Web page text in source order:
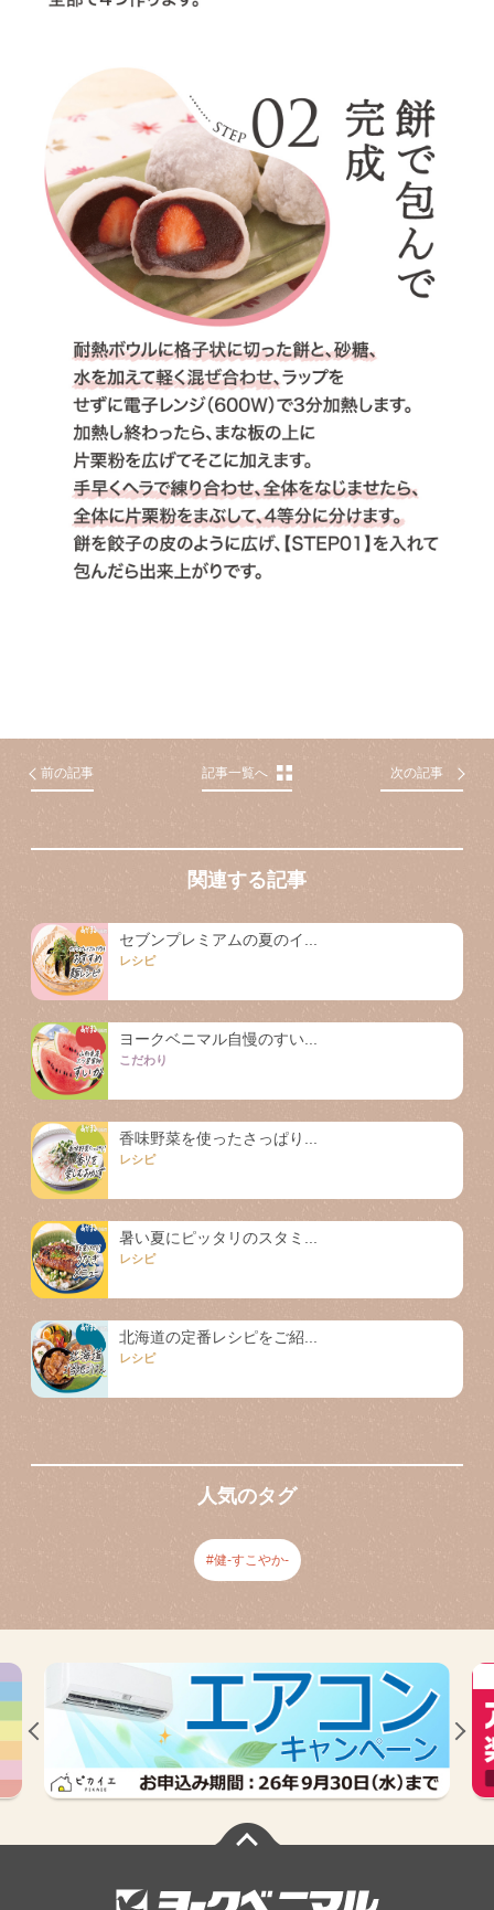
前の記事 記事一覧へ 次の記事
関連する記事
セブンプレミアムの夏のイ...
レシピ
ヨークベニマル自慢のすい...
こだわり
香味野菜を使ったさっぱり...
レシピ
暑い夏にピッタリのスタミ...
レシピ
北海道の定番レシピをご紹...
レシピ
人気のタグ
健-すこやか-